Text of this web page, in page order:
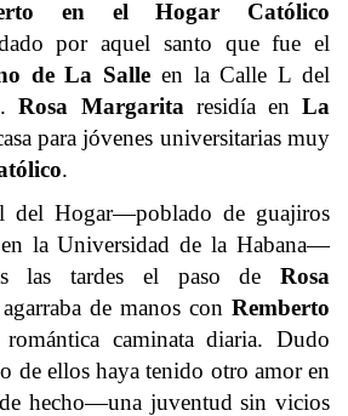
en el Hogar Católico
por aquel santo que fue el
de La Salle en la Calle L del
Rosa Margarita residía enLa
para jóvenes universitarias muy
.
del Hogar—poblado de guajiros
en la Universidad de la Habana—
las tardes el paso de Rosa
de manos con Remberto
caminata diaria. Dudo
de ellos haya tenido otro amor en
hecho—una juventud sin vicios